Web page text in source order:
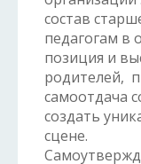
состав
педагогам в
позиция и
родителей,
самоотдача
создать
сцене.